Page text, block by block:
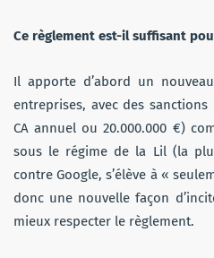
Ce règlement est-il suffisant
Il apporte d’abord un
entreprises, avec des
CA annuel ou 20.000.000 €)
sous le régime de la Lil (la
contre Google, s’élève à «
donc une nouvelle façon
mieux respecter le règlement.